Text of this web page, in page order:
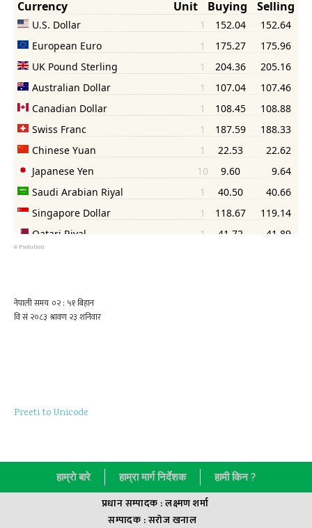
© Psolution
Preeti to Unicode
हाम्राे बारे हाम्रा मार्ग निर्देशक हामी किन ?
प्रधान सम्पादक : लक्ष्मण शर्मा
सम्पादक : सराेज खनाल